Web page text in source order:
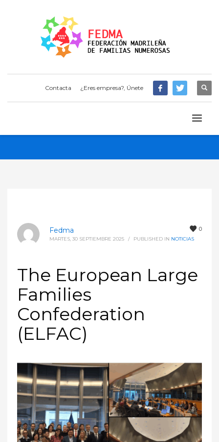
Contacta ¿Eres empresa?, Únete
0
Fedma
MARTES, 30 SEPTIEMBRE 2025 / PUBLISHED IN NOTICIAS
The European Large
Families
Confederation
(ELFAC)